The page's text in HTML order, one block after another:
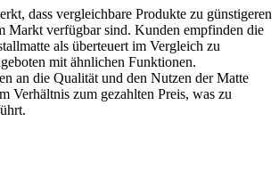
dass vergleichbare Produkte zu günstigeren
Markt verfügbar sind. Kunden empfinden die
als überteuert im Vergleich zu
mit ähnlichen Funktionen.
an die Qualität und den Nutzen der Matte
Verhältnis zum gezahlten Preis, was zu